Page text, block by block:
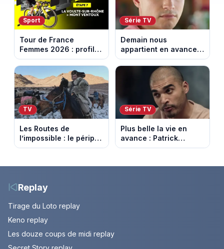
Sport
Tour de France
Femmes 2026 : profil
et horaires de la 7e
étape entre La Voulte-
sur-Rhône et le Mont
Ventoux
Série TV
Demain nous
appartient en avance:
Samuel perd le
contrôle. Episode du 10
août 2026.
TV
Les Routes de
l’impossible : le périple
glacial d’une famille
Série TV
Plus belle la vie en
avance : Patrick
Nebout est-il mort ?
2026 (spoiler)
Replay
Tirage du Loto replay
Keno replay
Les douze coups de midi replay